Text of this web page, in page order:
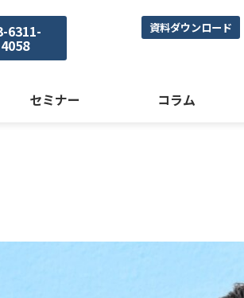
6311-
4058
資料ダウンロード
セミナー コラム